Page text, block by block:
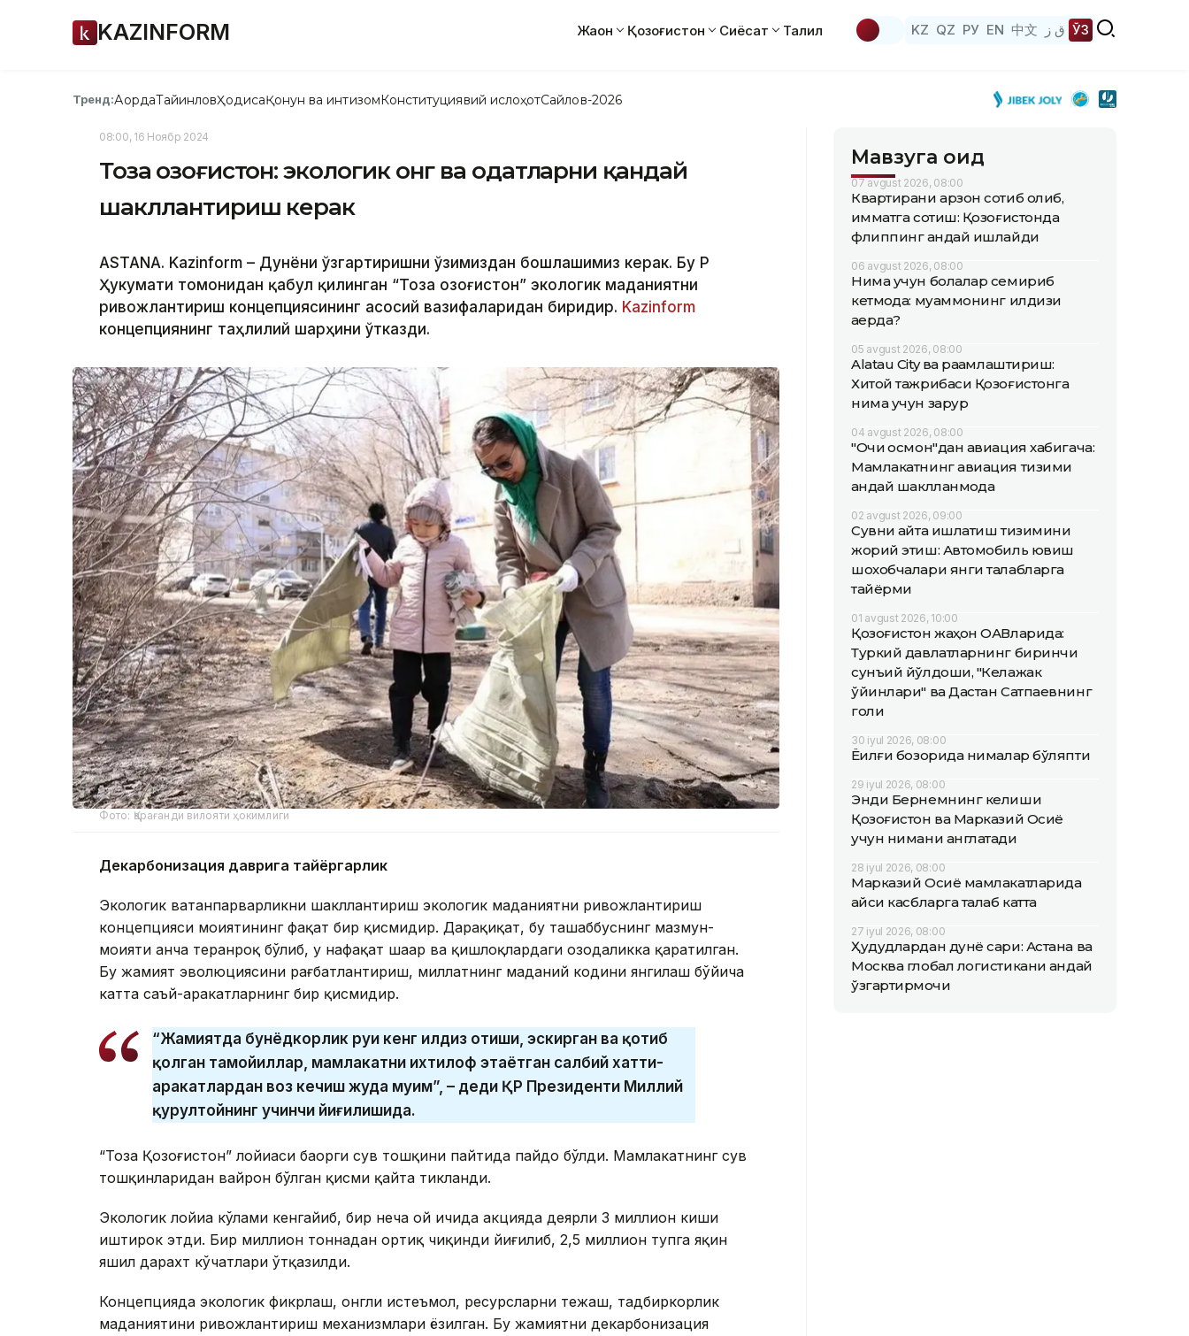
KAZINFORM Жаҳон Қозоғистон Сиёсат Таҳлил KZ QZ РУ EN 中文 ق ز ЎЗ
Тренд:АқордаТайинловҲодисаҚонун ва интизомКонституциявий ислоҳотСайлов-2026
08:00, 16 Ноябр 2024
Тоза Қозоғистон: экологик онг ва одатларни қандай
шакллантириш керак
ASTANA. Kazinform – Дунёни ўзгартиришни ўзимиздан бошлашимиз керак. Бу ҚР
Ҳукумати томонидан қабул қилинган “Тоза Қозоғистон” экологик маданиятни
ривожлантириш концепциясининг асосий вазифаларидан биридир. Kazinform
концепциянинг таҳлилий шарҳини ўтказди.
Фото: Қарағанди вилояти ҳокимлиги
Декарбонизация даврига тайёргарлик
Экологик ватанпарварликни шакллантириш экологик маданиятни ривожлантириш
концепцияси моҳиятининг фақат бир қисмидир. Дарҳақиқат, бу ташаббуснинг мазмун-
моҳияти анча теранроқ бўлиб, у нафақат шаҳар ва қишлоқлардаги озодаликка қаратилган.
Бу жамият эволюциясини рағбатлантириш, миллатнинг маданий кодини янгилаш бўйича
катта саъй-ҳаракатларнинг бир қисмидир.
“Жамиятда бунёдкорлик руҳи кенг илдиз отиши, эскирган ва қотиб
қолган тамойиллар, мамлакатни ихтилоф этаётган салбий хатти-
ҳаракатлардан воз кечиш жуда муҳим”, – деди ҚР Президенти Миллий
қурултойнинг учинчи йиғилишида.
“Тоза Қозоғистон” лойиҳаси баҳорги сув тошқини пайтида пайдо бўлди. Мамлакатнинг сув
тошқинларидан вайрон бўлган қисми қайта тикланди.
Экологик лойиҳа кўлами кенгайиб, бир неча ой ичида акцияда деярли 3 миллион киши
иштирок этди. Бир миллион тоннадан ортиқ чиқинди йиғилиб, 2,5 миллион тупга яқин
яшил дарахт кўчатлари ўтқазилди.
Концепцияда экологик фикрлаш, онгли истеъмол, ресурсларни тежаш, тадбиркорлик
маданиятини ривожлантириш механизмлари ёзилган. Бу жамиятни декарбонизация
Мавзуга оид
07 avgust 2026, 08:00
Квартирани арзон сотиб олиб,
қимматга сотиш: Қозоғистонда
флиппинг қандай ишлайди
06 avgust 2026, 08:00
Нима учун болалар семириб
кетмоқда: муаммонинг илдизи
қаерда?
05 avgust 2026, 08:00
Alatau City ва рақамлаштириш:
Хитой тажрибаси Қозоғистонга
нима учун зарур
04 avgust 2026, 08:00
"Очиқ осмон"дан авиация хабигача:
Мамлакатнинг авиация тизими
қандай шаклланмоқда
02 avgust 2026, 09:00
Сувни қайта ишлатиш тизимини
жорий этиш: Автомобиль ювиш
шохобчалари янги талабларга
тайёрми
01 avgust 2026, 10:00
Қозоғистон жаҳон ОАВларида:
Туркий давлатларнинг биринчи
сунъий йўлдоши, "Келажак
ўйинлари" ва Дастан Сатпаевнинг
голи
30 iyul 2026, 08:00
Ёқилғи бозорида нималар бўляпти
29 iyul 2026, 08:00
Энди Бернемнинг келиши
Қозоғистон ва Марказий Осиё
учун нимани англатади
28 iyul 2026, 08:00
Марказий Осиё мамлакатларида
қайси касбларга талаб катта
27 iyul 2026, 08:00
Ҳудудлардан дунё сари: Астана ва
Москва глобал логистикани қандай
ўзгартирмоқчи